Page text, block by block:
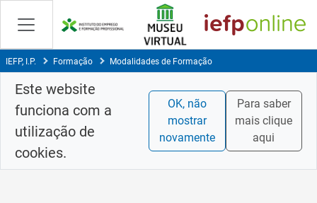
Saltar
para
conteúdo
principal
IEFP, I.P. Formação Modalidades de Formação
Este website
funciona com a
utilização de
cookies.
OK, não
mostrar
novamente
Para saber
mais clique
aqui